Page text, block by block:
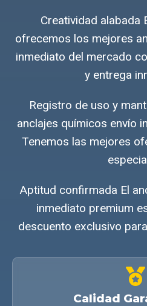
Creatividad alabada
ofrecemos los mejores
inmediato del mercado
y entrega
Registro de uso y
anclajes químicos envío
Tenemos las mejores
Aptitud confirmada El
inmediato premium
descuento exclusivo
Calidad